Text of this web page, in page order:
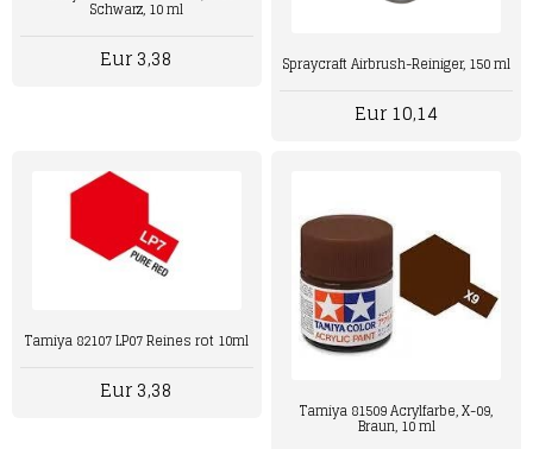
Schwarz, 10 ml
Eur 3,38 Spraycraft Airbrush-Reiniger, 150 ml
Eur 10,14
Tamiya 82107 LP07 Reines rot 10ml
Eur 3,38
Tamiya 81509 Acrylfarbe, X-09,
Braun, 10 ml